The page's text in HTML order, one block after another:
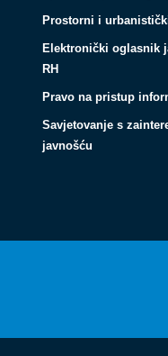
Prostorni i
Elektronički oglasnik
RH
Pravo na pristup
Savjetovanje s
javnošću